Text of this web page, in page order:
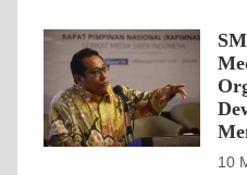
10